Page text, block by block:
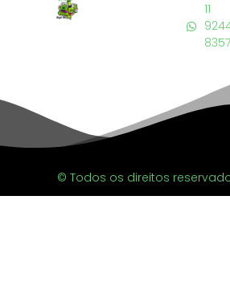
11
8357
© Todos os direitos